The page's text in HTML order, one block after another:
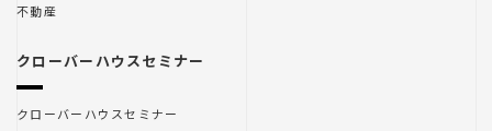
里山住宅
不動産
クローバーハウスセミナー
クローバーハウスセミナー